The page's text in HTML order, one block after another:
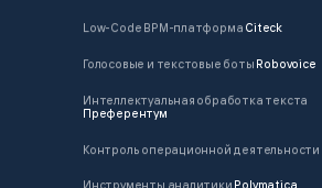
Low-Code BPM-платформа Citeck
Голосовые и текстовые боты Robovoice
Интеллектуальная обработка текста
Преферентум
Контроль операционной деятельности